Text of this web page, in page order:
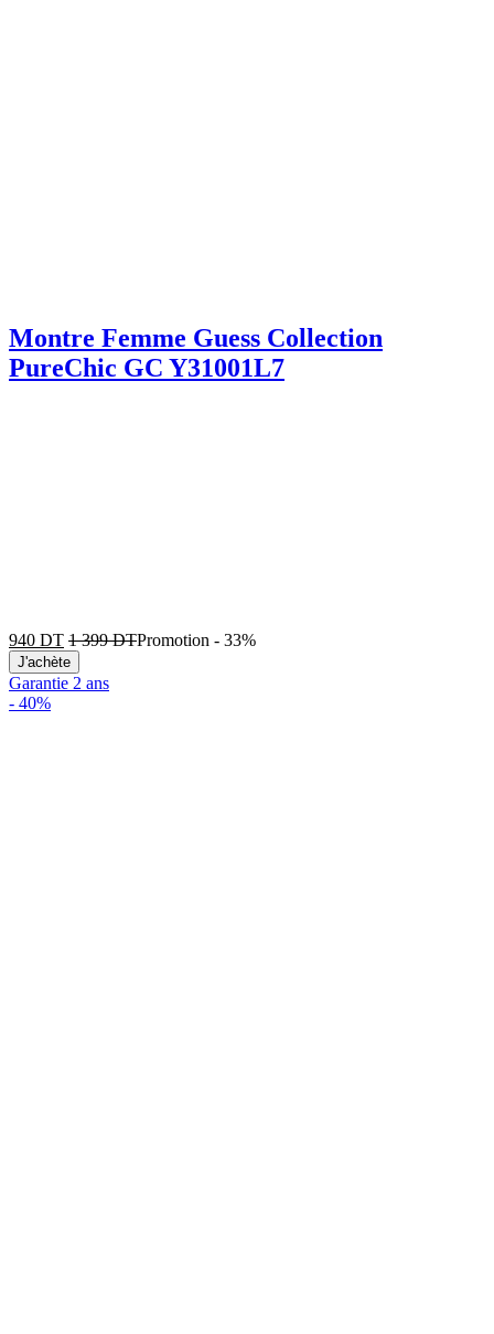
Montre Femme Guess Collection
PureChic GC Y31001L7
940 DT 1 399DTPromotion - 33%
J'achète
Garantie 2 ans
- 40%